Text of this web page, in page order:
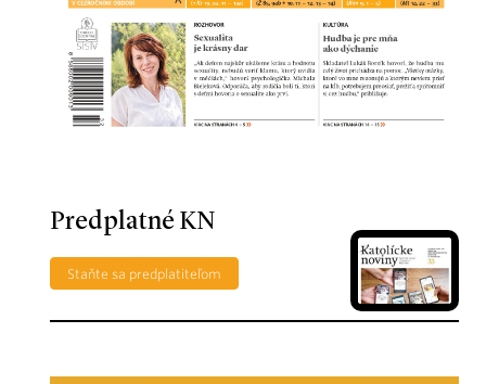
Predplatné KN
Staňte sa predplatiteľom